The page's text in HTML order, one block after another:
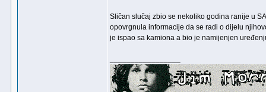
Sličan slučaj zbio se nekoliko godina ranije u
opovrgnula informacije da se radi o dijelu
je ispao sa kamiona a bio je namijenjen